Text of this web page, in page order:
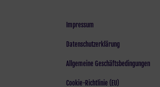
Impressum
Datenschutzerklärung
Allgemeine Geschäftsbedingungen
Cookie-Richtlinie (EU)